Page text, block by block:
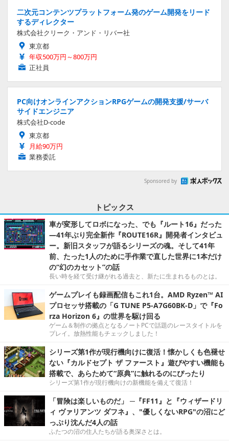
二次元コンテンツプラットフォーム発のゲーム開発をリード
するディレクター
株式会社クリーク・アンド・リバー社
東京都
年収500万円～800万円
正社員
PC向けオンラインアクションRPGゲームの開発支援/サーバ
サイドエンジニア
株式会社D-code
東京都
月給90万円
業務委託
Sponsored by
トピックス
車が変形してロボになった、でも『ルート16』だった
―41年ぶり完全新作『ROUTE16R』開発者インタビュ
ー。新旧スタッフが語るシリーズの魂。そして41年
前、たった1人のために手作業で直した世界に1本だけ
の“幻のカセット”の話
長い時を経て受け継がれる過去と、新たに生まれるものとは。
ゲームプレイも録画配信もこれ1台。AMD Ryzen™ AI
プロセッサ搭載の「G TUNE P5-A7G60BK-D」で『Fo
rza Horizon 6』の世界を駆け回る
ゲーム＆制作の拠点となるノートPCで話題のレースタイトルを
プレイ。放熱性能もチェックしました！
シリーズ第1作が現行機向けに復活！懐かしくも色褪せ
ない『カルドセプト ザ ファースト』遊びやすい機能も
搭載で、あらためて“原典”に触れるのにぴったり
シリーズ第1作が現行機向けの新機能を備えて復活！
「冒険は楽しいものだ」 ─『FF11』と『ウィザードリ
ィ ヴァリアンツ ダフネ』、"優しくないRPG"の沼にど
っぷり沈んだ4人の話
ふたつの沼の住人たちが語る奥深さとは。